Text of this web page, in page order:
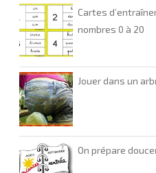
Cartes
nombres 0 à 20
Jouer dans un
On prépare